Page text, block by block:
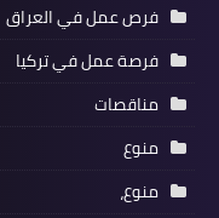
فرص عمل في العراق
فرصة عمل في تركيا
مناقصات
منوع
منوع،